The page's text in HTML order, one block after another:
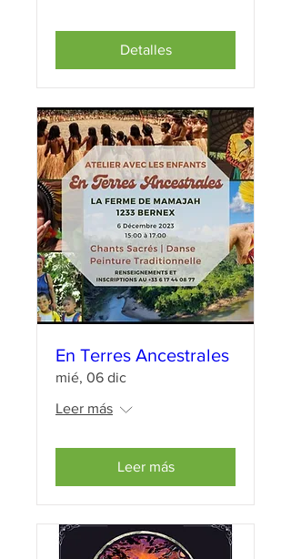
Detalles
En Terres Ancestrales
mié, 06 dic
Leer más
Leer más